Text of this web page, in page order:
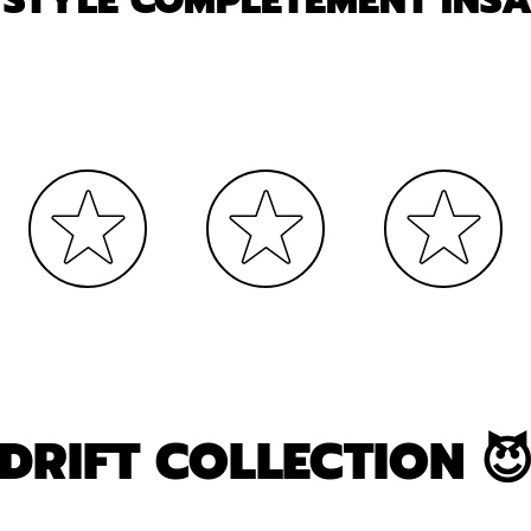
COLLECTION